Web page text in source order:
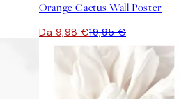
Orange Cactus Wall Poster
Da 9,98 €19,95 €